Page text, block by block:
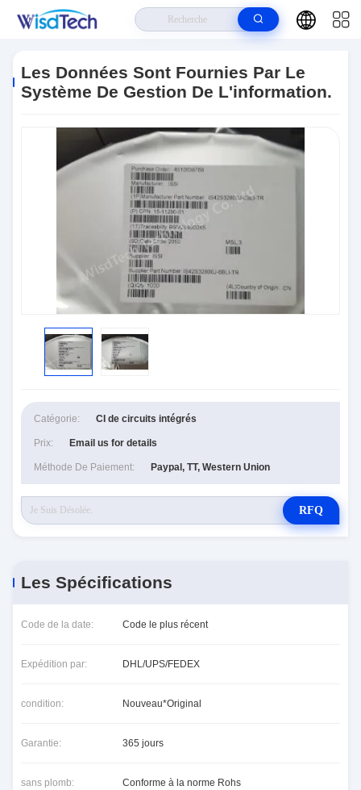
Fournies Par Le Système De Gestion De L'information.
Les Données Sont Fournies Par Le
Système De Gestion De L'information.
Catégorie: CI de circuits intégrés
Prix: Email us for details
Méthode De Paiement: Paypal, TT, Western Union
RFQ
Les Spécifications
Code de la date: Code le plus récent
Expédition par: DHL/UPS/FEDEX
condition: Nouveau*Original
Garantie: 365 jours
sans plomb: Conforme à la norme Rohs